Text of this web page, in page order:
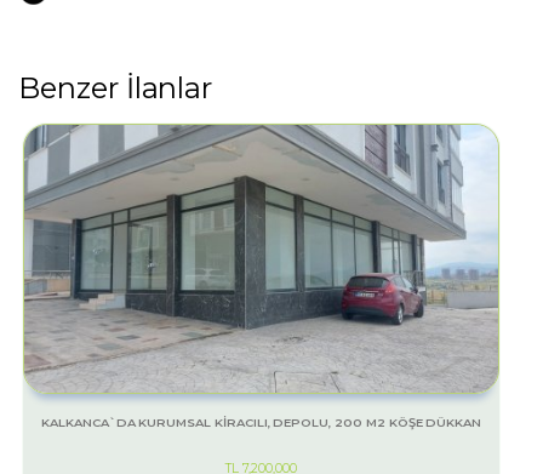
Benzer İlanlar
KALKANCA`DA KURUMSAL KİRACILI, DEPOLU, 200 M2 KÖŞE DÜKKAN
TL 7,200,000